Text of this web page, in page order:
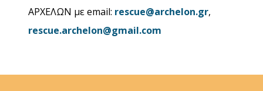
ΑΡΧΕΛΩΝ με email: rescue@archelon.gr,
rescue.archelon@gmail.com